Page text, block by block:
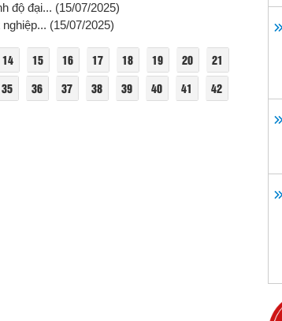
độ đại... (15/07/2025)
(15/07/2025)
14 15 16 17 18 19 20
21
35 36 37 38 39 40 41
42